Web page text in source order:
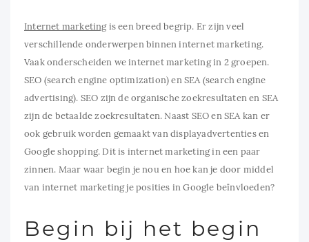
Internet marketingis een breed begrip. Er zijn veel
verschillende onderwerpen binnen internet marketing.
Vaak onderscheiden we internet marketing in 2 groepen.
SEO (search engine optimization) en SEA (search engine
advertising). SEO zijn de organische zoekresultaten en SEA
zijn de betaalde zoekresultaten. Naast SEO en SEA kan er
ook gebruik worden gemaakt van displayadvertenties en
Google shopping. Dit is internet marketing in een paar
zinnen. Maar waar begin je nou en hoe kan je door middel
van internet marketing je posities in Google beïnvloeden?
Begin bij het begin